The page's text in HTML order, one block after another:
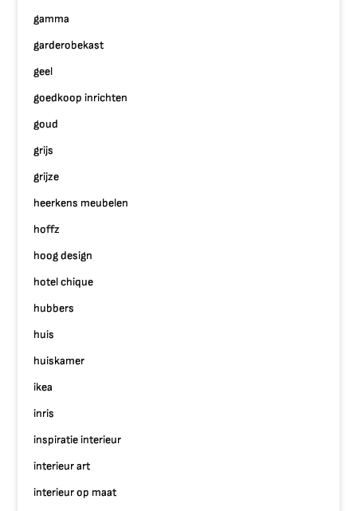
gamma
garderobekast
geel
goedkoop inrichten
goud
grijs
grijze
heerkens meubelen
hoffz
hoog design
hotel chique
hubbers
huis
huiskamer
ikea
inris
inspiratie interieur
interieur art
interieur op maat